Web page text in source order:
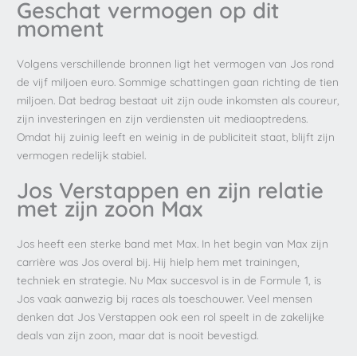
Geschat vermogen op dit
moment
Volgens verschillende bronnen ligt het vermogen van Jos rond
de vijf miljoen euro. Sommige schattingen gaan richting de tien
miljoen. Dat bedrag bestaat uit zijn oude inkomsten als coureur,
zijn investeringen en zijn verdiensten uit mediaoptredens.
Omdat hij zuinig leeft en weinig in de publiciteit staat, blijft zijn
vermogen redelijk stabiel.
Jos Verstappen en zijn relatie
met zijn zoon Max
Jos heeft een sterke band met Max. In het begin van Max zijn
carrière was Jos overal bij. Hij hielp hem met trainingen,
techniek en strategie. Nu Max succesvol is in de Formule 1, is
Jos vaak aanwezig bij races als toeschouwer. Veel mensen
denken dat Jos Verstappen ook een rol speelt in de zakelijke
deals van zijn zoon, maar dat is nooit bevestigd.